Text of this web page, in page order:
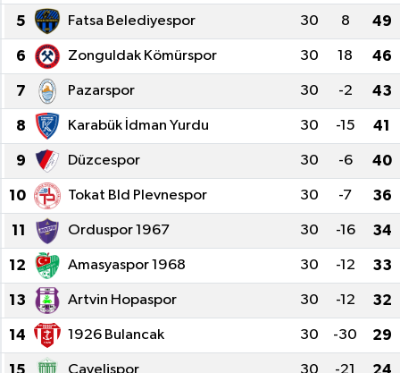
5 Fatsa Belediyespor 30 8 49
6 Zonguldak Kömürspor 30 18 46
7 Pazarspor 30 -2 43
8 Karabük İdman Yurdu 30 -15 41
9 Düzcespor 30 -6 40
10 Tokat Bld Plevnespor 30 -7 36
11 Orduspor 1967 30 -16 34
12 Amasyaspor 1968 30 -12 33
13 Artvin Hopaspor 30 -12 32
14 1926 Bulancak 30 -30 29
15 Çayelispor 30 -21 24
İNSAN
KADIN
KULTUR-SANAT
MAGAZİN
MEDYA
OTOMOBİL
ÖZEL HABER
POLİTİKA
Haber Arşivi